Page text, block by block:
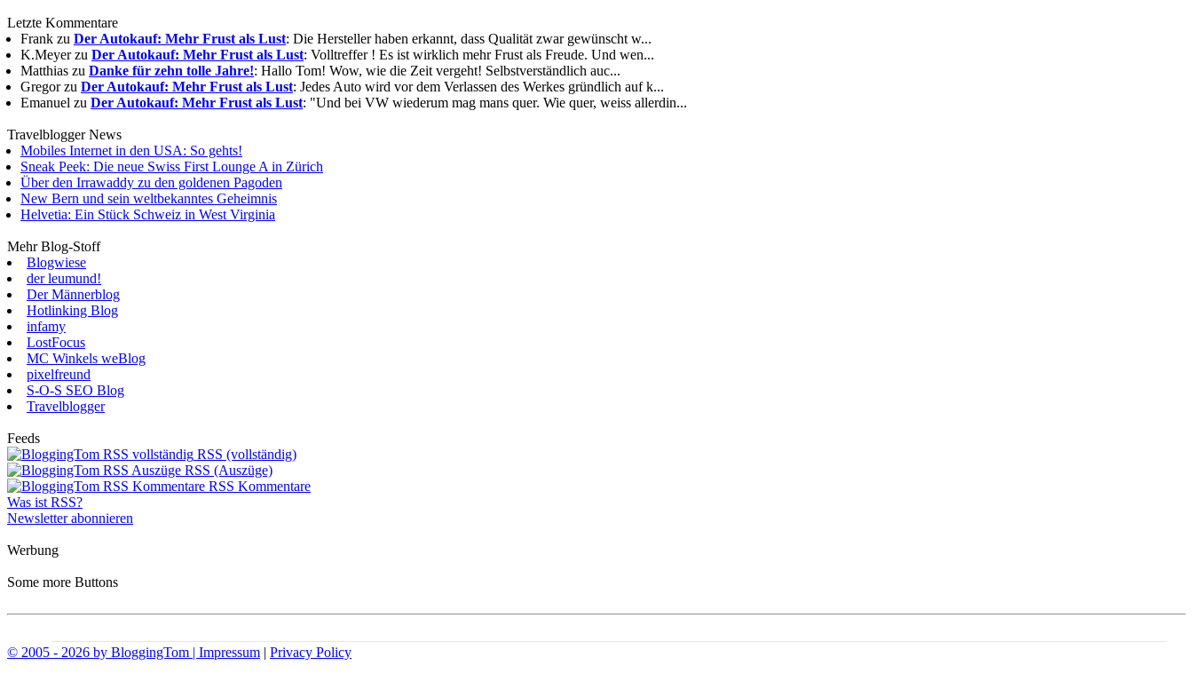
Letzte Kommentare
Frank zu Der Autokauf: Mehr Frust als Lust: Die Hersteller haben erkannt, dass Qualität zwar gewünscht w...
K.Meyer zu Der Autokauf: Mehr Frust als Lust: Volltreffer ! Es ist wirklich mehr Frust als Freude. Und wen...
Matthias zu Danke für zehn tolle Jahre!: Hallo Tom! Wow, wie die Zeit vergeht! Selbstverständlich auc...
Gregor zu Der Autokauf: Mehr Frust als Lust: Jedes Auto wird vor dem Verlassen des Werkes gründlich auf k...
Emanuel zu Der Autokauf: Mehr Frust als Lust: "Und bei VW wiederum mag mans quer. Wie quer, weiss allerdin...
Travelblogger News
Mobiles Internet in den USA: So gehts!
Sneak Peek: Die neue Swiss First Lounge A in Zürich
Über den Irrawaddy zu den goldenen Pagoden
New Bern und sein weltbekanntes Geheimnis
Helvetia: Ein Stück Schweiz in West Virginia
Mehr Blog-Stoff
Blogwiese
der leumund!
Der Männerblog
Hotlinking Blog
infamy
LostFocus
MC Winkels weBlog
pixelfreund
S-O-S SEO Blog
Travelblogger
Feeds
RSS (vollständig)
RSS (Auszüge)
RSS Kommentare
Was ist RSS?
Newsletter abonnieren
Werbung
Some more Buttons
© 2005 - 2026 by BloggingTom | Impressum | Privacy Policy